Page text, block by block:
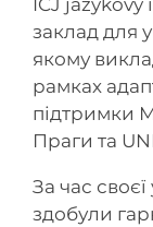
ICJ jazykový
заклад для
якому
рамках
підтримки
Праги та
За час своєї
здобули